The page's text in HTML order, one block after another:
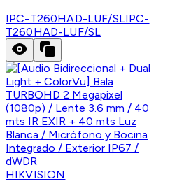
IPC-T260HAD-LUF/SLIPC-
T260HAD-LUF/SL
HIKVISION